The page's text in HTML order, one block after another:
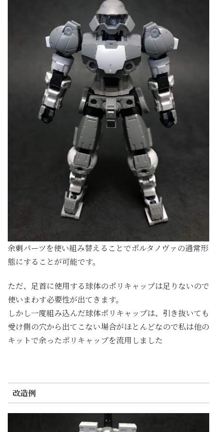
余剰パーツを使い組み替えることでポルタノヴァの通常形
態にすることが可能です。
ただ、足首に使用する球体のポリキャップは足りないので
使いまわす必要性が出てきます。
しかし一度組み込んだ球体ポリキャップは、引き抜いても
受け側の穴から出てこない場合がほとんどなので私は他の
キットで余ったポリキャップを流用しました
改造例